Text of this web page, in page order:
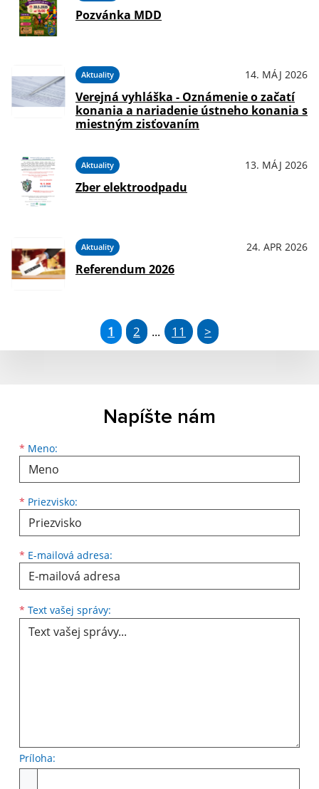
Pozvánka MDD
Aktuality 14. MÁJ 2026
Verejná vyhláška - Oznámenie o začatí
konania a nariadenie ústneho konania s
miestným zisťovaním
Aktuality 13. MÁJ 2026
Zber elektroodpadu
Aktuality 24. APR 2026
Referendum 2026
1 2 ... 11 >
Napíšte nám
* Meno:
* Priezvisko:
* E-mailová adresa:
* Text vašej správy:
Príloha: